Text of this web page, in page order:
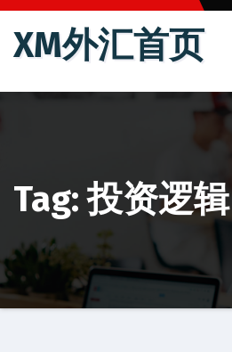
跳
XM外汇首页
Tag: 投资逻辑